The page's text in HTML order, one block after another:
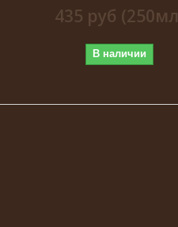
435 руб
В наличии